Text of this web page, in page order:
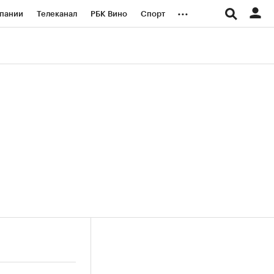
Телеканал РБК Вино Спорт ...